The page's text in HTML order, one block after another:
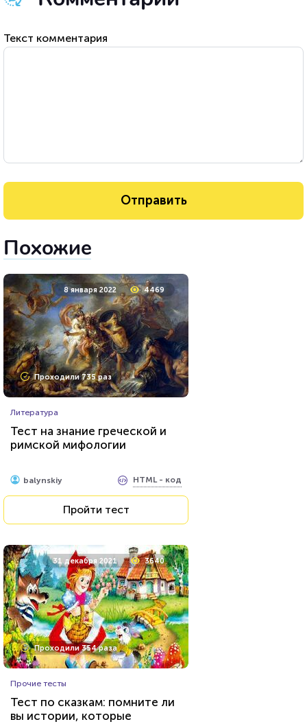
Текст комментария
Похожие
8 января 2022 4469
Проходили 735 раз
Литература
Тест на знание греческой и
римской мифологии
balynskiy HTML - код
Пройти тест
31 декабря 2021 3640
Проходили 354 раза
Прочие тесты
Тест по сказкам: помните ли
вы истории, которые